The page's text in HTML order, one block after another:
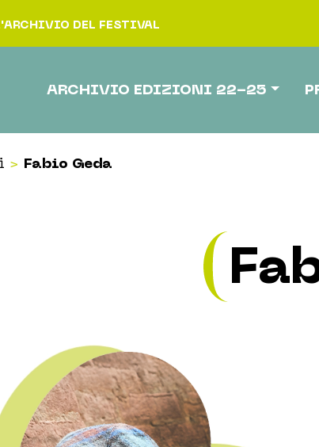
DEL FESTIVAL
ARCHIVIO EDIZIONI 22-25
> Fabio Geda